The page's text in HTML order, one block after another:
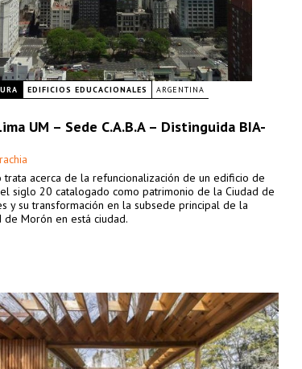
EDIFICIOS EDUCACIONALES ARGENTINA
UM – Sede C.A.B.A – Distinguida BIA-
trata acerca de la refuncionalización de un edificio de
siglo 20 catalogado como patrimonio de la Ciudad de
y su transformación en la subsede principal de la
de Morón en está ciudad.